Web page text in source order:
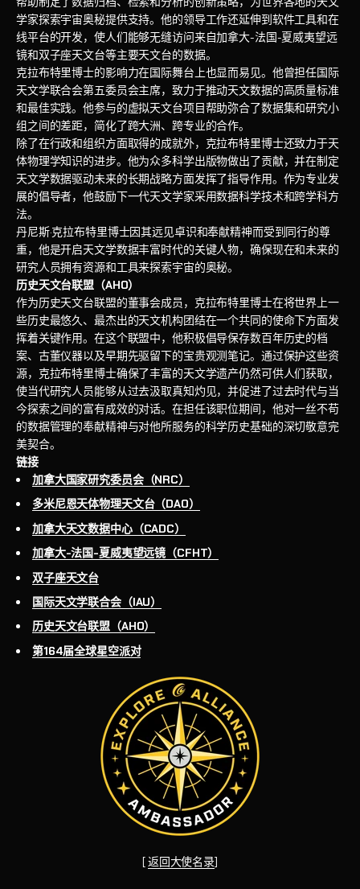
学家探索宇宙奥秘提供支持。他的领导工作还延伸到软件工具和在
线平台的开发，使人们能够无缝访问来自加拿大-法国-夏威夷望远
镜和双子座天文台等主要天文台的数据。
克拉布特里博士的影响力在国际舞台上也显而易见。他曾担任国际
天文学联合会第五委员会主席，致力于推动天文数据的高质量标准
和最佳实践。他参与的虚拟天文台项目帮助弥合了数据集和研究小
组之间的差距，简化了跨大洲、跨专业的合作。
除了在行政和组织方面取得的成就外，克拉布特里博士还致力于天
体物理学知识的进步。他为众多科学出版物做出了贡献，并在制定
天文学数据驱动未来的长期战略方面发挥了指导作用。作为专业发
展的倡导者，他鼓励下一代天文学家采用数据科学技术和跨学科方
法。
丹尼斯·克拉布特里博士因其远见卓识和奉献精神而受到同行的尊
重，他是开启天文学数据丰富时代的关键人物，确保现在和未来的
研究人员拥有资源和工具来探索宇宙的奥秘。
历史天文台联盟（AHO）
作为历史天文台联盟的董事会成员，克拉布特里博士在将世界上一
些历史最悠久、最杰出的天文机构团结在一个共同的使命下方面发
挥着关键作用。在这个联盟中，他积极倡导保存数百年历史的档
案、古董仪器以及早期先驱留下的宝贵观测笔记。通过保护这些资
源，克拉布特里博士确保了丰富的天文学遗产仍然可供人们获取，
使当代研究人员能够从过去汲取真知灼见，并促进了过去时代与当
今探索之间的富有成效的对话。在担任该职位期间，他对一丝不苟
的数据管理的奉献精神与对他所服务的科学历史基础的深切敬意完
美契合。
链接
加拿大国家研究委员会（NRC）
多米尼恩天体物理天文台（DAO）
加拿大天文数据中心（CADC）
加拿大-法国-夏威夷望远镜（CFHT）
双子座天文台
国际天文学联合会（IAU）
历史天文台联盟（AHO）
第164届全球星空派对
[返回大使名录]